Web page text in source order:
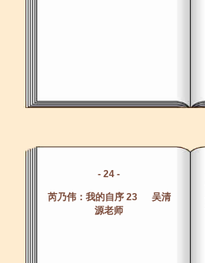
- 24 -
芮乃伟：我的自序 23 吴清
源老师